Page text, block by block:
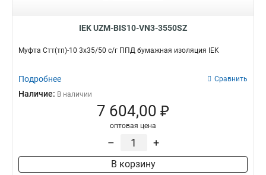
IEK UZM-BIS10-VN3-3550SZ
Муфта Стт(тп)-10 3х35/50 с/г ППД бумажная изоляция IEK
Подробнее Сравнить
Наличие: В наличии
7 604,00 ₽
оптовая цена
– +
В корзину